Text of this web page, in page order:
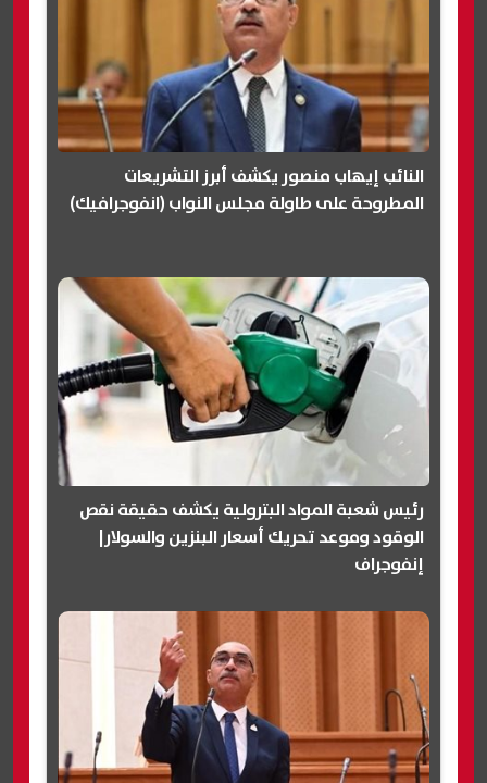
النائب إيهاب منصور يكشف أبرز التشريعات
المطروحة على طاولة مجلس النواب (انفوجرافيك)
رئيس شعبة المواد البترولية يكشف حقيقة نقص
الوقود وموعد تحريك أسعار البنزين والسولار|
إنفوجراف